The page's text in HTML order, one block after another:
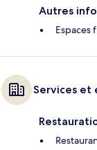
Autres
Espaces
Services et